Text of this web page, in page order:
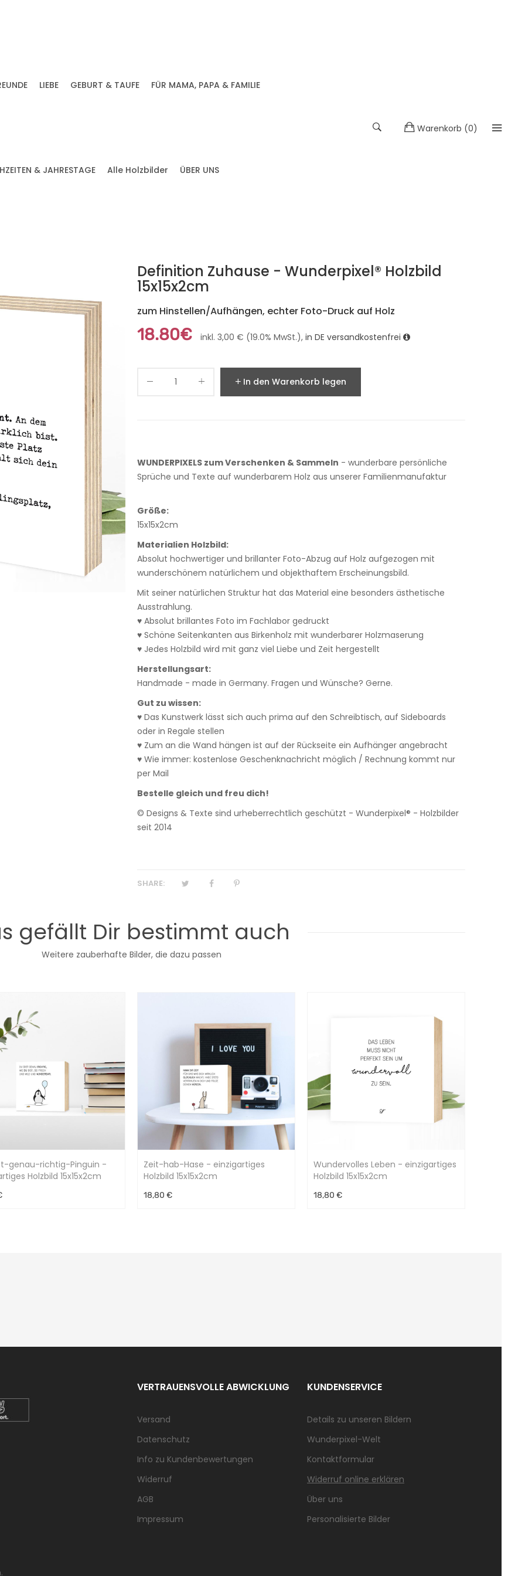
LIEBE GEBURT & TAUFE FÜR MAMA, PAPA & FAMILIE
& JAHRESTAGE Alle Holzbilder ÜBER UNS
Warenkorb (0)
Definition Zuhause - Wunderpixel® Holzbild
15x15x2cm
zum Hinstellen/Aufhängen, echter Foto-Druck auf Holz
18.80€ inkl. 3,00 € (19.0% MwSt.), in DE versandkostenfrei
In den Warenkorb legen
WUNDERPIXELS zum Verschenken & Sammeln - wunderbare persönliche
Sprüche und Texte auf wunderbarem Holz aus unserer Familienmanufaktur
Größe:
15x15x2cm
Materialien Holzbild:
Absolut hochwertiger und brillanter Foto-Abzug auf Holz aufgezogen mit
wunderschönem natürlichem und objekthaftem Erscheinungsbild.
Mit seiner natürlichen Struktur hat das Material eine besonders ästhetische
Ausstrahlung.
♥ Absolut brillantes Foto im Fachlabor gedruckt
♥ Schöne Seitenkanten aus Birkenholz mit wunderbarer Holzmaserung
♥ Jedes Holzbild wird mit ganz viel Liebe und Zeit hergestellt
Herstellungsart:
Handmade - made in Germany. Fragen und Wünsche? Gerne.
Gut zu wissen:
♥ Das Kunstwerk lässt sich auch prima auf den Schreibtisch, auf Sideboards
oder in Regale stellen
♥ Zum an die Wand hängen ist auf der Rückseite ein Aufhänger angebracht
♥ Wie immer: kostenlose Geschenknachricht möglich / Rechnung kommt nur
per Mail
Bestelle gleich und freu dich!
© Designs & Texte sind urheberrechtlich geschützt - Wunderpixel® - Holzbilder
seit 2014
SHARE:
gefällt Dir bestimmt auch
Weitere zauberhafte Bilder, die dazu passen
genau-richtig-Pinguin -
Holzbild 15x15x2cm
Zeit-hab-Hase - einzigartiges
Holzbild 15x15x2cm
18,80 €
Wundervolles Leben - einzigartiges
Holzbild 15x15x2cm
18,80 €
VERTRAUENSVOLLE ABWICKLUNG
Versand
Datenschutz
Info zu Kundenbewertungen
Widerruf
AGB
Impressum
KUNDENSERVICE
Details zu unseren Bildern
Wunderpixel-Welt
Kontaktformular
Widerruf online erklären
Über uns
Personalisierte Bilder